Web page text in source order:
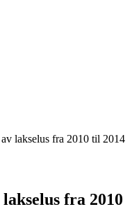
lakselus fra 2010 til 2014
fra 2010